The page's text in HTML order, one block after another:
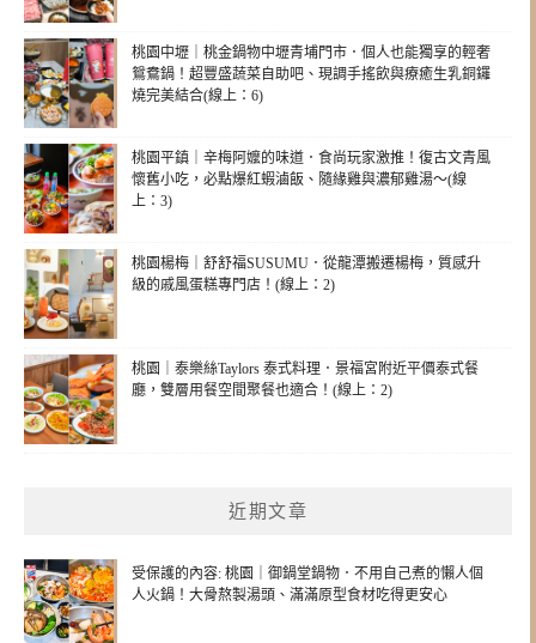
桃園中壢｜桃金鍋物中壢青埔門市．個人也能獨享的輕奢
鴛鴦鍋！超豐盛蔬菜自助吧、現調手搖飲與療癒生乳銅鑼
燒完美結合(線上：6)
桃園平鎮｜辛梅阿嬤的味道．食尚玩家激推！復古文青風
懷舊小吃，必點爆紅蝦滷飯、隨緣雞與濃郁雞湯～(線
上：3)
桃園楊梅｜舒舒福SUSUMU．從龍潭搬遷楊梅，質感升
級的戚風蛋糕專門店！(線上：2)
桃園｜泰樂絲Taylors 泰式料理．景福宮附近平價泰式餐
廳，雙層用餐空間聚餐也適合！(線上：2)
近期文章
受保護的內容: 桃園｜御鍋堂鍋物．不用自己煮的懶人個
人火鍋！大骨熬製湯頭、滿滿原型食材吃得更安心